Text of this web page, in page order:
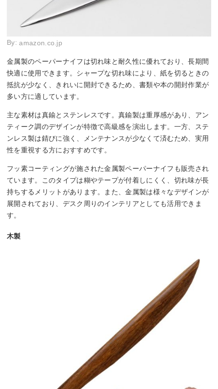
By:amazon.co.jp
金属製のペーパーナイフは切れ味と耐久性に優れており、長期間
快適に使用できます。シャープな切れ味により、紙を切るときの
抵抗が少なく、きれいに開封できるため、書類や本の開封作業が
多い方に適しています。
主な素材は真鍮とステンレスです。真鍮製は重厚感があり、アン
ティーク調のデザインが特徴で高級感を演出します。一方、ステ
ンレス製は錆びに強く、メンテナンスが少なくて済むため、実用
性を重視する方におすすめです。
フッ素コーティングが施された金属製ペーパーナイフも販売され
ています。このタイプは糊やテープが付着しにくく、切れ味が長
持ちするメリットがあります。また、金属製は様々なデザインが
展開されており、デスク周りのインテリアとしても活用できま
す。
木製